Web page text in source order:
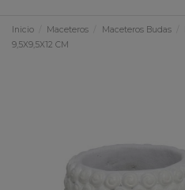
Inicio Maceteros Maceteros Budas
9,5X9,5X12 CM